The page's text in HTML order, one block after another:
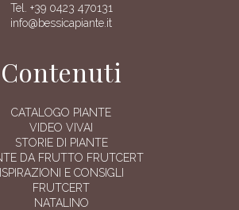
Tel. +39 0423 470131
info@bessicapiante.it
Contenuti
CATALOGO PIANTE
VIDEO VIVAI
STORIE DI PIANTE
DA FRUTTO FRUTCERT
ISPIRAZIONI E CONSIGLI
FRUTCERT
NATALINO